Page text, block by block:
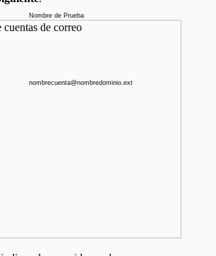
Nombre de Prueba
nombrecuenta@nombredominio.ext